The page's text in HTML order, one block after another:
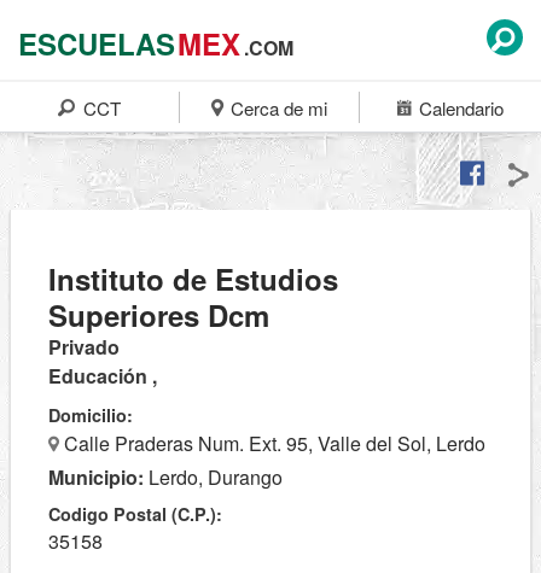
ESCUELASMEX.COM
CCT Cerca de mi Calendario
Instituto de Estudios
Superiores Dcm
Privado
Educación ,
Domicilio:
Calle Praderas Num. Ext. 95, Valle del Sol, Lerdo
Municipio: Lerdo, Durango
Codigo Postal (C.P.):
35158